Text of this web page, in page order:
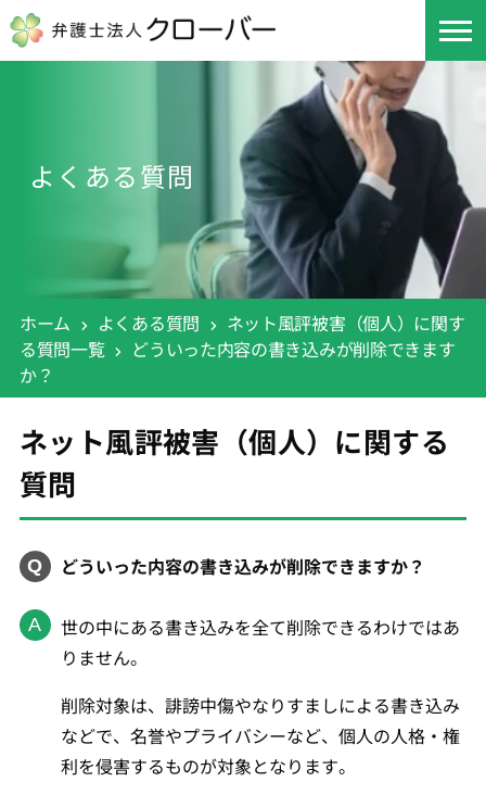
よくある質問
ホーム よくある質問
ネット風評被害（個人）に関す
る質問一覧
どういった内容の書き込みが削除できます
か？
ネット風評被害（個人）に関する
質問
どういった内容の書き込みが削除できますか？
世の中にある書き込みを全て削除できるわけではあ
りません。
削除対象は、誹謗中傷やなりすましによる書き込み
などで、名誉やプライバシーなど、個人の人格・権
利を侵害するものが対象となります。